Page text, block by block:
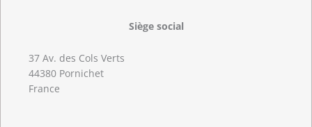
Siège social
37 Av. des Cols Verts
44380 Pornichet
France